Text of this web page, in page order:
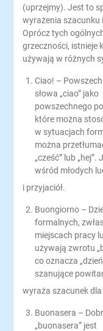
(uprzejmy). Jest to
wyrażenia szacunku
Oprócz tych
grzeczności, istnieje
używają w różnych
Ciao! –
słowa „ciao” jako
powszechnego
które można
w sytuacjach
można
„cześć” lub
wśród młodych
i przyjaciół.
Buongiorno –
formalnych,
miejscach pracy
używają zwrotu
co oznacza
szanujące
wyraża szacunek
Buonasera –
„buonasera” jest